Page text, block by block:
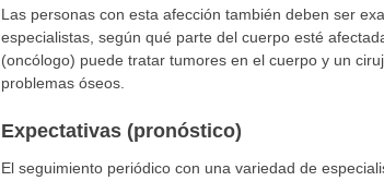
Las personas con esta afección también deben ser
especialistas, según qué parte del cuerpo esté
(oncólogo) puede tratar tumores en el cuerpo y un
problemas óseos.
Expectativas (pronóstico)
El seguimiento periódico con una variedad de